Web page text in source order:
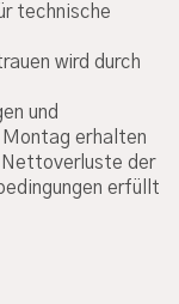
technische
wird durch
und
erhalten
der
erfüllt